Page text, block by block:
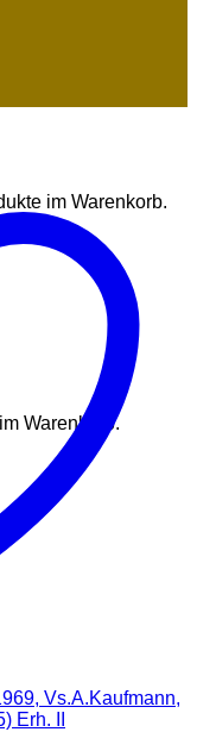
im Warenkorb.
Warenkorb.